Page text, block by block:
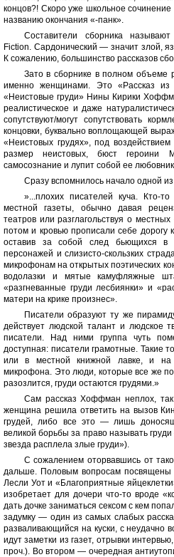
концов?! Скоро уже школьное сочинение
названию окончания «-панк».
Составители сборника
Fiction. Сардонический — значит злой,
К сожалению, большинство рассказов
Зато в сборнике в полном объеме
именно женщинами. Это «Рассказ
«Неистовые груди» Нины Кирики
реалистическое и даже
сопутствуют/могут сопутствовать
концовки, буквально воплощающей
«Неистовых грудях», под
размер неистовых, бюст героини
самосознание и лупит собой ее
Сразу вспомнилось начало одной из
»...плохих писателей куча. Кто-
местной газеты, обычно давая
театров или разглагольствуя о
потом и кровью прописали себе дорогу
оставив за собой след бьющихся в
персонажей и слизисто-скользких
микрофонам на открытых поэтических
водолазки и мятые камуфляжные
«разгневанные груди лесбиянки» и
матери на крике произнес».
Писатели образуют ту же
действует людской талант и людское
писатели. Над ними группа чуть
доступная: писатели грамотные. Такие
или в местной книжной лавке, и на
микрофона. Это люди, которые все же
разозлится, груди остаются грудями.»
Сам рассказ Хоффман неплох,
женщина решила ответить на вызов
грудей, либо все это — лишь
великой борьбы за право называть
звезда расплела злые груди»).
С сожалением оторвавшись от
дальше. Половым вопросам посвящены
Лесли Уот и «Благоприятные
изобретает для дочери что-то вроде
дать дочке заниматься сексом с кем
задумку — один из самых слабых
разваливающийся на куски, с
идут заметки из газет, отрывки
проч.). Во втором — очередная